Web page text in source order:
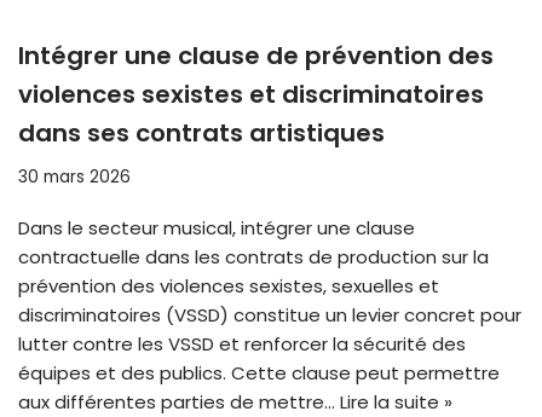
Intégrer une clause de prévention des
violences sexistes et discriminatoires
dans ses contrats artistiques
30 mars 2026
Dans le secteur musical, intégrer une clause
contractuelle dans les contrats de production sur la
prévention des violences sexistes, sexuelles et
discriminatoires (VSSD) constitue un levier concret pour
lutter contre les VSSD et renforcer la sécurité des
équipes et des publics. Cette clause peut permettre
aux différentes parties de mettre… Lire la suite »